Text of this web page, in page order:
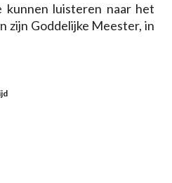
kunnen luisteren naar het
zijn Goddelijke Meester, in